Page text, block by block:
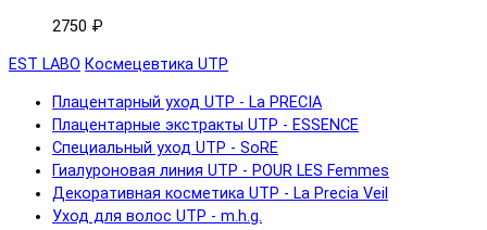
2750 ₽
EST LABO Космецевтика UTP
Плацентарный уход UTP - La PRECIA
Плацентарные экстракты UTP - ESSENCE
Специальный уход UTP - SoRE
Гиалуроновая линия UTP - POUR LES Femmes
Декоративная косметика UTP - La Precia Veil
Уход для волос UTP - m.h.g.